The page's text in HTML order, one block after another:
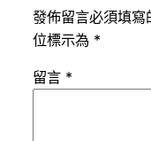
發佈留言必須填寫
位標示為 *
留言 *